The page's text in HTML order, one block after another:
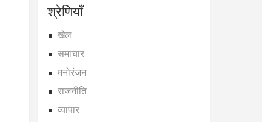
श्रेणियाँ
खेल
समाचार
मनोरंजन
राजनीति
व्यापार